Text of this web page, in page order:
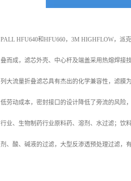
PALL HFU640和HFU660，3M HIGHFLOW，派
叠而成，滤芯外壳、中心杆及端盖采用热熔焊接
列大流量折叠滤芯具有杰出的化学兼容性，滤膜
低劳动成本，密封接口的设计降低了旁流的风险
行业、生物制药行业原料药、溶剂、水过滤；饮
剂、酸、碱液的过滤，大型反渗透预处理过滤，